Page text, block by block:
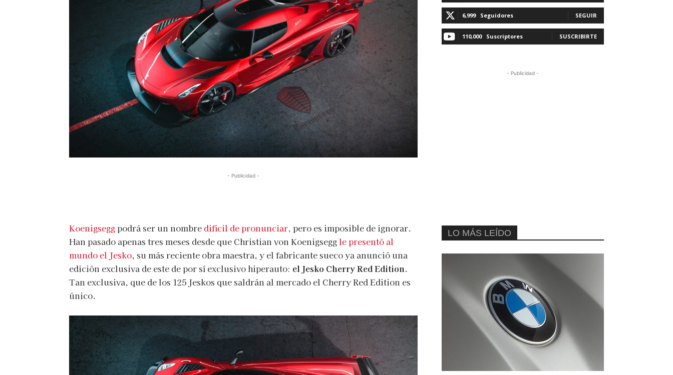
- Publicidad -
Koenigseggpodrá ser un nombre difícil de pronunciar, pero es imposible de ignorar.
Han pasado apenas tres meses desde que Christian von Koenigseggle presentó al
mundo el Jesko, su más reciente obra maestra, y el fabricante sueco ya anunció una
edición exclusiva de este de por sí exclusivo hiperauto: el Jesko Cherry Red Edition.
Tan exclusiva, que de los 125 Jeskos que saldrán al mercado el Cherry Red Edition es
único.
6,999 Seguidores SEGUIR
110,000 Suscriptores SUSCRIBIRTE
- Publicidad -
LO MÁS LEÍDO